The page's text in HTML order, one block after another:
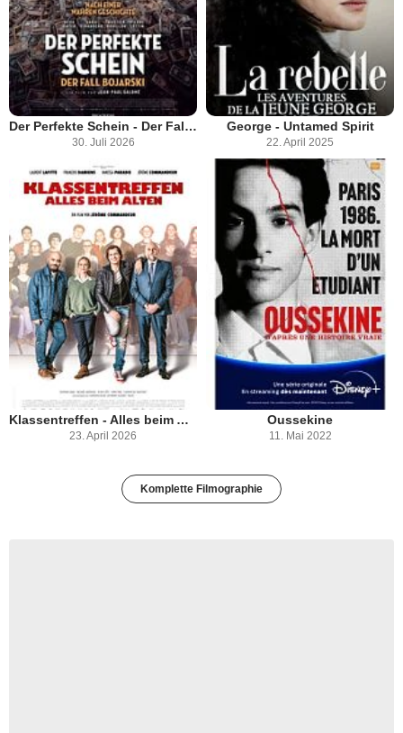
Der Perfekte Schein - Der Fall Bojarski
30. Juli 2026
George - Untamed Spirit
22. April 2025
Klassentreffen - Alles beim Alten
23. April 2026
Oussekine
11. Mai 2022
Komplette Filmographie